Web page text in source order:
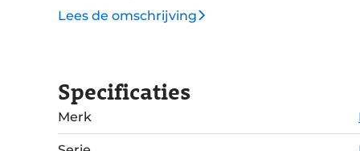
geometrie komt met comfortabele
zadelbuis. De hogere balhoofdbuis geeft je
en lichte demping. Daarnaast is er een ruime
voor goede luchtdoorstoom. Kies je het figuurlijke ruime sop, dan is er ruimte voor 3
bidonhouders en bevat de bovenbuis nog
bevestigen. De Palta is compatibel met zowel
Lees de omschrijving
Specificaties
Merk